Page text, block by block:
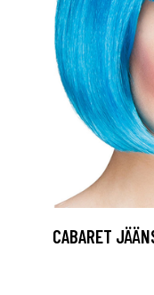
CABARET